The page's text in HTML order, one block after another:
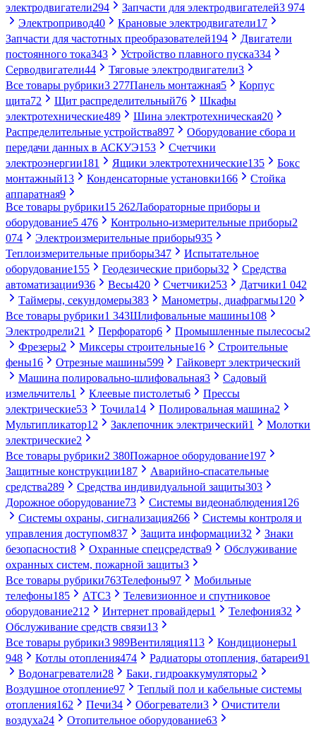
электродвигатели294 Запчасти для электродвигателей3 974
Электропривод40 Крановые электродвигатели17
Запчасти для частотных преобразователей194
Двигатели
постоянного тока343 Устройство плавного пуска334
Серводвигатели44 Тяговые электродвигатели3
Все товары рубрики3 277Панель монтажная5
Корпус
щита72 Щит распределительный76
Шкафы
электротехнические489 Шина электротехническая20
Распределительные устройства897
Оборудование сбора и
передачи данных в АСКУЭ153
Счетчики
электроэнергии181 Ящики электротехнические135
Бокс
монтажный13 Конденсаторные установки166
Стойка
аппаратная9
Все товары рубрики15 262Лабораторные приборы и
оборудование5 476 Контрольно-измерительные приборы2
074
Электроизмерительные приборы935
Теплоизмерительные приборы347
Испытательное
оборудование155 Геодезические приборы32
Средства
автоматизации936 Весы420 Счетчики253 Датчики1 042
Таймеры, секундомеры383 Манометры, диафрагмы120
Все товары рубрики1 343Шлифовальные машины108
Электродрели21 Перфоратор6 Промышленные пылесосы2
Фрезеры2 Миксеры строительные16
Строительные
фены16 Отрезные машины599
Гайковерт электрический
Машина полировально-шлифовальная3
Садовый
измельчитель1 Клеевые пистолеты6
Прессы
электрические53 Точила14 Полировальная машина2
Мультипликатор12 Заклепочник электрический1
Молотки
электрические2
Все товары рубрики2 380Пожарное оборудование197
Защитные конструкции187
Аварийно-спасательные
средства289 Средства индивидуальной защиты303
Дорожное оборудование73 Системы видеонаблюдения126
Системы охраны, сигнализация266
Системы контроля и
управления доступом837 Защита информации32
Знаки
безопасности8 Охранные спецсредства9
Обслуживание
охранных систем, пожарной защиты3
Все товары рубрики763Телефоны97
Мобильные
телефоны185 АТС3
Телевизионное и спутниковое
оборудование212 Интернет провайдеры1 Телефония32
Обслуживание средств связи13
Все товары рубрики3 989Вентиляция113 Кондиционеры1
948
Котлы отопления474 Радиаторы отопления, батареи91
Водонагреватели28 Баки, гидроаккумуляторы2
Воздушное отопление97
Теплый пол и кабельные системы
отопления162 Печи34 Обогреватели3
Очистители
воздуха24 Отопительное оборудование63